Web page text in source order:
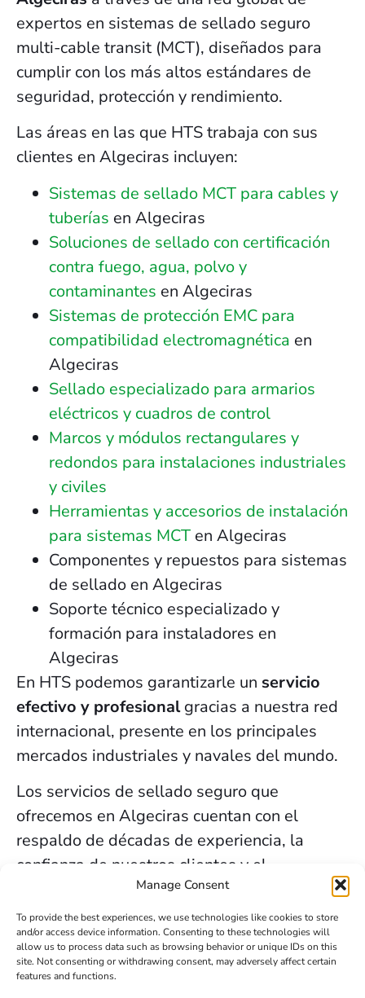
Manage Consent
To provide the best experiences, we use technologies like cookies to store
and/or access device information. Consenting to these technologies will
allow us to process data such as browsing behavior or unique IDs on this
site. Not consenting or withdrawing consent, may adversely affect certain
features and functions.
expertos en sistemas de sellado seguro
multi-cable transit (MCT), diseñados para
cumplir con los más altos estándares de
seguridad, protección y rendimiento.
Las áreas en las que HTS trabaja con sus
clientes en Algeciras incluyen:
Sistemas de sellado MCT para cables y
tuberías en Algeciras
Soluciones de sellado con certificación
contra fuego, agua, polvo y
contaminantes en Algeciras
Sistemas de protección EMC para
compatibilidad electromagnética en
Algeciras
Sellado especializado para armarios
eléctricos y cuadros de control
Marcos y módulos rectangulares y
redondos para instalaciones industriales
y civiles
Herramientas y accesorios de instalación
para sistemas MCT en Algeciras
Componentes y repuestos para sistemas
de sellado en Algeciras
Soporte técnico especializado y
formación para instaladores en
Algeciras
En HTS podemos garantizarle un servicio
efectivo y profesionalgracias a nuestra red
internacional, presente en los principales
mercados industriales y navales del mundo.
Los servicios de sellado seguro que
ofrecemos en Algeciras cuentan con el
respaldo de décadas de experiencia, la
confianza de nuestros clientes y el
compromiso constante con la innovación y la
seguridad.
Contacta HTS